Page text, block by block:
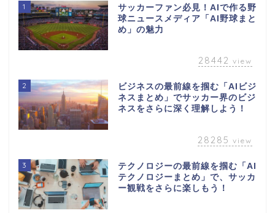
1
サッカーファン必見！AIで作る野
球ニュースメディア「AI野球まと
め」の魅力
28442 view
2
ビジネスの最前線を掴む「AIビジ
ネスまとめ」でサッカー界のビジ
ネスをさらに深く理解しよう！
28285 view
3
テクノロジーの最前線を掴む「AI
テクノロジーまとめ」で、サッカ
ー観戦をさらに楽しもう！